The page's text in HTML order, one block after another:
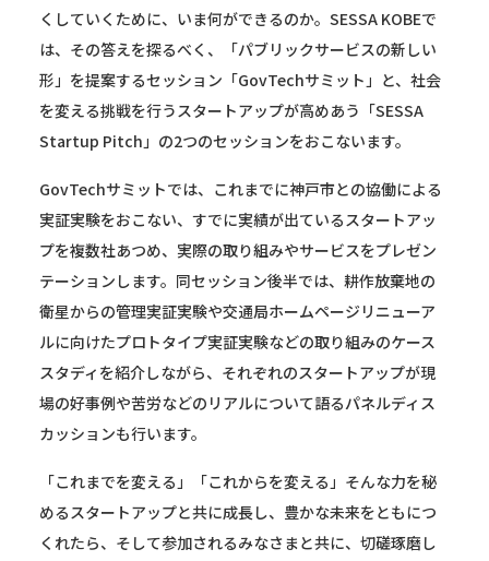
くしていくために、いま何ができるのか。SESSA KOBEで
は、その答えを探るべく、「パブリックサービスの新しい
形」を提案するセッション「GovTechサミット」と、社会
を変える挑戦を行うスタートアップが高めあう「SESSA
Startup Pitch」の2つのセッションをおこないます。
GovTechサミットでは、これまでに神戸市との協働による
実証実験をおこない、すでに実績が出ているスタートアッ
プを複数社あつめ、実際の取り組みやサービスをプレゼン
テーションします。同セッション後半では、耕作放棄地の
衛星からの管理実証実験や交通局ホームページリニューア
ルに向けたプロトタイプ実証実験などの取り組みのケース
スタディを紹介しながら、それぞれのスタートアップが現
場の好事例や苦労などのリアルについて語るパネルディス
カッションも行います。
「これまでを変える」「これからを変える」そんな力を秘
めるスタートアップと共に成長し、豊かな未来をともにつ
くれたら、そして参加されるみなさまと共に、切磋琢磨し